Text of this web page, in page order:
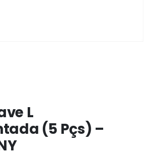
L
(5 Pçs) –